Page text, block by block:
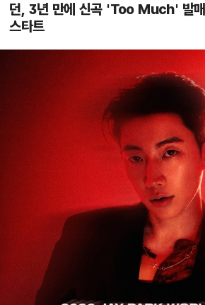
던, 3년 만에 신곡 'Too Much' 발매
스타트